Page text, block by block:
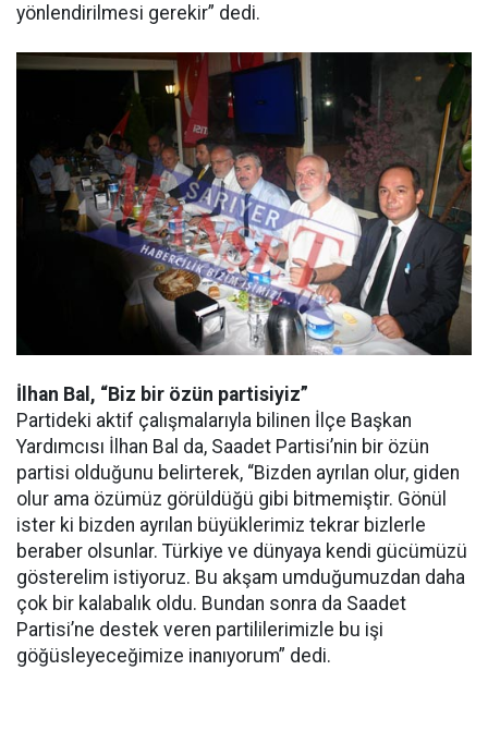
yönlendirilmesi gerekir” dedi.
İlhan Bal, “Biz bir özün partisiyiz”
Partideki aktif çalışmalarıyla bilinen İlçe Başkan
Yardımcısı İlhan Bal da, Saadet Partisi’nin bir özün
partisi olduğunu belirterek, “Bizden ayrılan olur, giden
olur ama özümüz görüldüğü gibi bitmemiştir. Gönül
ister ki bizden ayrılan büyüklerimiz tekrar bizlerle
beraber olsunlar. Türkiye ve dünyaya kendi gücümüzü
gösterelim istiyoruz. Bu akşam umduğumuzdan daha
çok bir kalabalık oldu. Bundan sonra da Saadet
Partisi’ne destek veren partililerimizle bu işi
göğüsleyeceğimize inanıyorum” dedi.